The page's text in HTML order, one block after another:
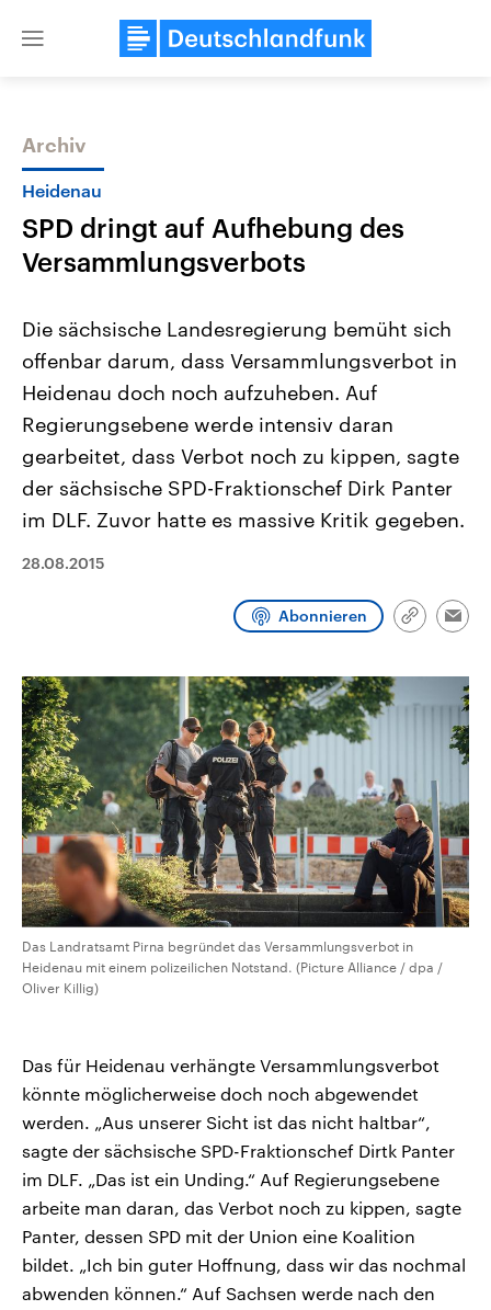
Close
Themen
USA
Aktuelle Beiträge, Analysen und
Hintergründe
Wirtschaftlich und militärisch
gehören die Vereinigten Staaten zu
den mächtigsten Ländern der Erde,
mit großem Einfluss auf das
Nahostkonflikt
Aktuelle Lage und
Der Überfall der
Terrororganisation Hamas
Oktober 2023 auf Israel
Region wieder die Gewalt
Israel möchte die Hamas
Libanon vom Iran
Sendungen
Archiv
Heidenau
SPD dringt auf Aufhebung des
Versammlungsverbots
Die sächsische Landesregierung bemüht sich
offenbar darum, dass Versammlungsverbot in
Heidenau doch noch aufzuheben. Auf
Regierungsebene werde intensiv daran
gearbeitet, dass Verbot noch zu kippen, sagte
der sächsische SPD-Fraktionschef Dirk Panter
im DLF. Zuvor hatte es massive Kritik gegeben.
28.08.2015
Abonnieren
Link
Das Landratsamt Pirna begründet das Versammlungsverbot in
Heidenau mit einem polizeilichen Notstand. (Picture Alliance / dpa /
Oliver Killig)
Das für Heidenau verhängte Versammlungsverbot
könnte möglicherweise doch noch abgewendet
werden. „Aus unserer Sicht ist das nicht haltbar“,
sagte der sächsische SPD-Fraktionschef Dirtk Panter
im DLF. „Das ist ein Unding.“ Auf Regierungsebene
arbeite man daran, das Verbot noch zu kippen, sagte
Panter, dessen SPD mit der Union eine Koalition
bildet. „Ich bin guter Hoffnung, dass wir das nochmal
abwenden können.“ Auf Sachsen werde nach den